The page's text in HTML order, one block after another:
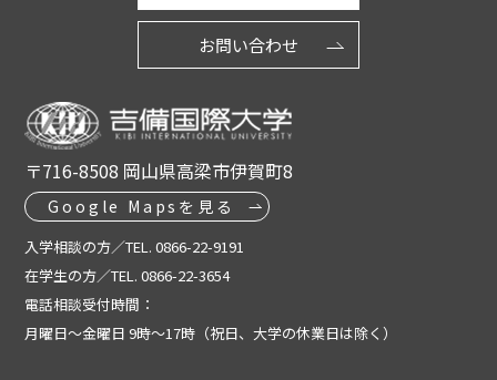
お問い合わせ
〒716-8508 岡山県高梁市伊賀町8
Google Mapsを見る
入学相談の方／TEL. 0866-22-9191
在学生の方／TEL. 0866-22-3654
電話相談受付時間：
月曜日～金曜日 9時～17時（祝日、大学の休業日は除く）